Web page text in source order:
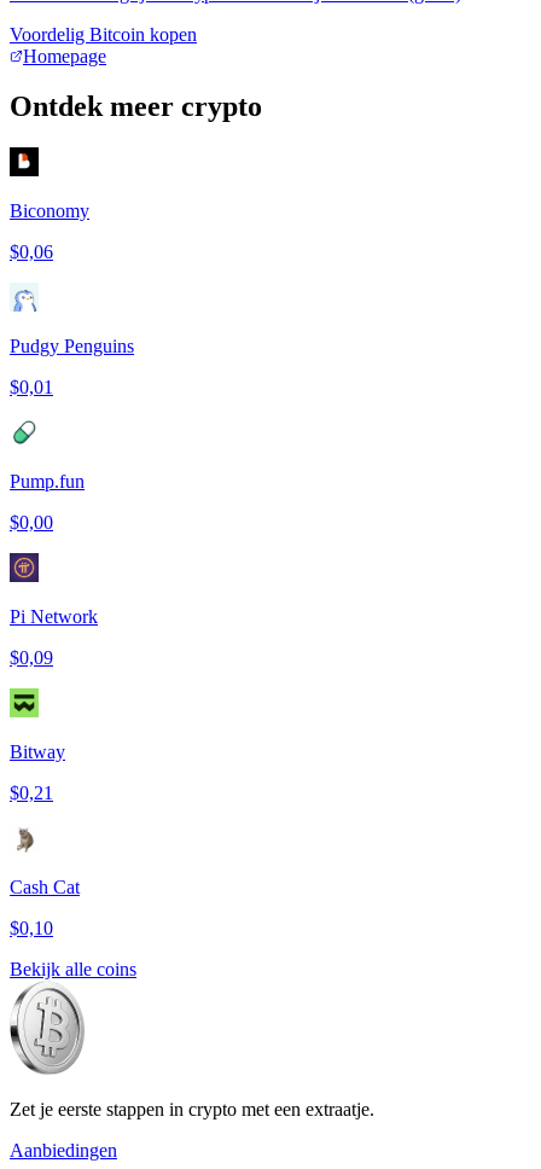
Voordelig Bitcoin kopen
Homepage
Ontdek meer crypto
Biconomy
$0,06
Pudgy Penguins
$0,01
Pump.fun
$0,00
Pi Network
$0,09
Bitway
$0,21
Cash Cat
$0,10
Bekijk alle coins
Zet je eerste stappen in crypto met een extraatje.
Aanbiedingen